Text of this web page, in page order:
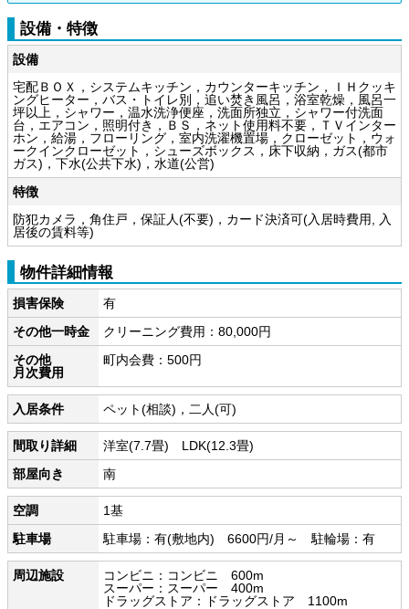
設備・特徴
設備
宅配ＢＯＸ，システムキッチン，カウンターキッチン，ＩＨクッキ
ングヒーター，バス・トイレ別，追い焚き風呂，浴室乾燥，風呂一
坪以上，シャワー，温水洗浄便座，洗面所独立，シャワー付洗面
台，エアコン，照明付き，ＢＳ，ネット使用料不要，ＴＶインター
ホン，給湯，フローリング，室内洗濯機置場，クローゼット，ウォ
ークインクローゼット，シューズボックス，床下収納，ガス(都市
ガス)，下水(公共下水)，水道(公営)
特徴
防犯カメラ，角住戸，保証人(不要)，カード決済可(入居時費用, 入
居後の賃料等)
物件詳細情報
損害保険
有
その他一時金
クリーニング費用：80,000円
その他
月次費用
町内会費：500円
入居条件 ペット(相談)，二人(可)
間取り詳細
洋室(7.7畳) LDK(12.3畳)
部屋向き
南
空調
1基
駐車場
駐車場：有(敷地内) 6600円/月～ 駐輪場：有
周辺施設
コンビニ：コンビニ 600m
スーパー：スーパー 400m
ドラッグストア：ドラッグストア 1100m